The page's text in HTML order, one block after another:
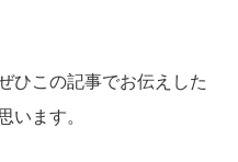
ひこの記事でお伝えした
います。